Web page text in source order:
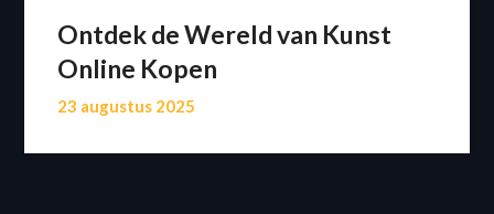
Ontdek de Wereld van Kunst
Online Kopen
23 augustus 2025